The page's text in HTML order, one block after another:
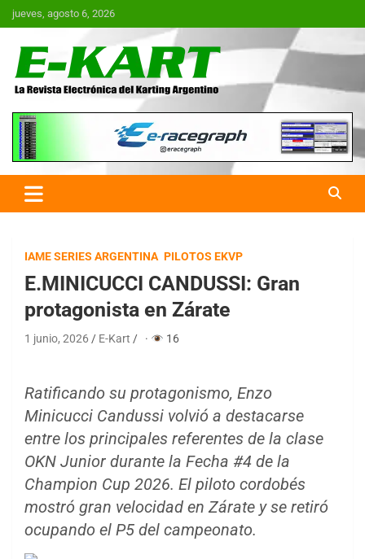
Saltar
al
jueves, agosto 6, 2026
E-Kart.com.ar | La Revista
Electrónica del Karting en
Argentina
IAME SERIES ARGENTINA PILOTOS EKVP
E.MINICUCCI CANDUSSI: Gran
protagonista en Zárate
1 junio, 2026 E-Kart · 16
Ratificando su protagonismo, Enzo
Minicucci Candussi volvió a destacarse
entre los principales referentes de la clase
OKN Junior durante la Fecha #4 de la
Champion Cup 2026. El piloto cordobés
mostró gran velocidad en Zárate y se retiró
ocupando el P5 del campeonato.